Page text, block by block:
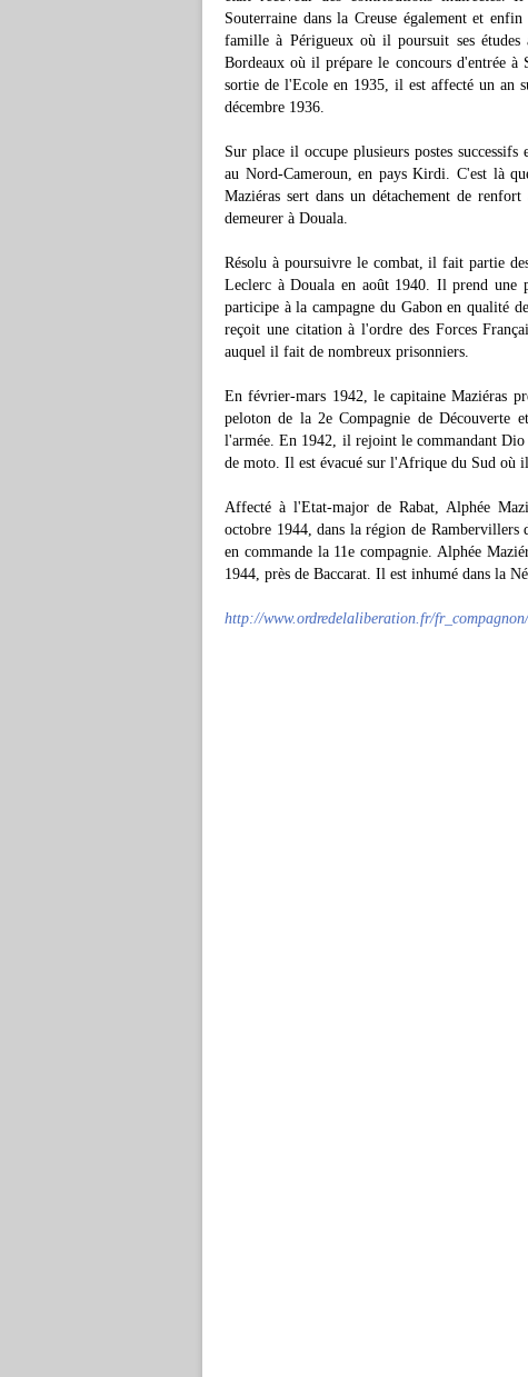
Souterraine dans la Creuse également et
famille à Périgueux où il poursuit ses
Bordeaux où il prépare le concours d'entrée
sortie de l'Ecole en 1935, il est affecté un an
décembre 1936.
Sur place il occupe plusieurs postes
au Nord-Cameroun, en pays Kirdi. C'est là
Maziéras sert dans un détachement de
demeurer à Douala.
Résolu à poursuivre le combat, il fait partie
Leclerc à Douala en août 1940. Il prend
participe à la campagne du Gabon en qualité
reçoit une citation à l'ordre des Forces
auquel il fait de nombreux prisonniers.
En février-mars 1942, le capitaine Maziéras
peloton de la 2e Compagnie de Découverte
l'armée. En 1942, il rejoint le commandant
de moto. Il est évacué sur l'Afrique du Sud où
Affecté à l'Etat-major de Rabat, Alphée
octobre 1944, dans la région de Rambervillers
en commande la 11e compagnie. Alphée
1944, près de Baccarat. Il est inhumé dans la
http://www.ordredelaliberation.fr/